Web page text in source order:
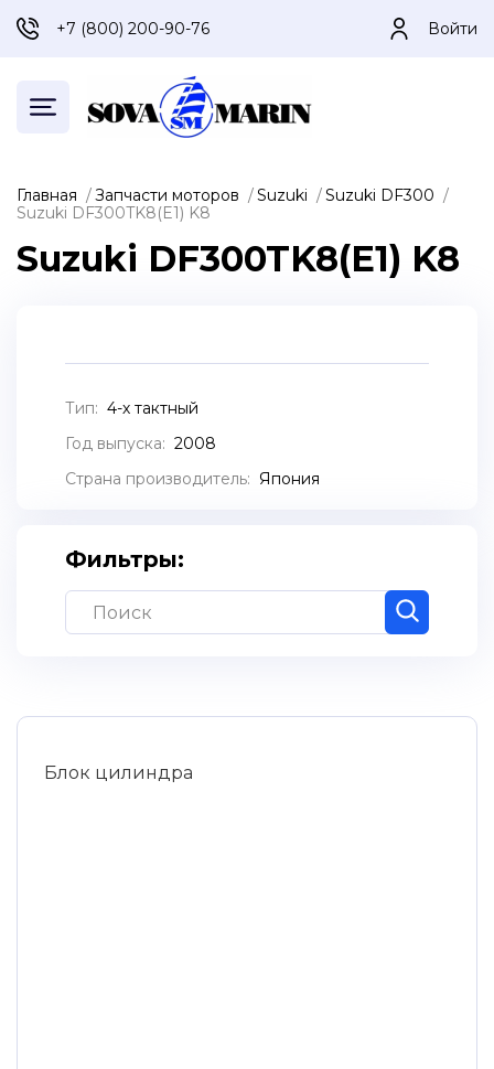
+7 (800) 200-90-76 Войти
Главная Запчасти моторов Suzuki
Suzuki DF300
Suzuki DF300TK8(E1) K8
Suzuki DF300TK8(E1) K8
Тип: 4-х тактный
Год выпуска: 2008
Страна производитель: Япония
Фильтры:
Блок цилиндра